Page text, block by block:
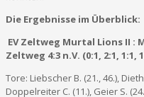
Die Ergebnisse im Überblick:
EV Zeltweg Murtal Lions II :
Zeltweg 4:3 n.V. (0:1, 2:1, 1:1,
Tore: Liebscher B. (21., 46.),
Doppelreiter C. (11.), Geier S.